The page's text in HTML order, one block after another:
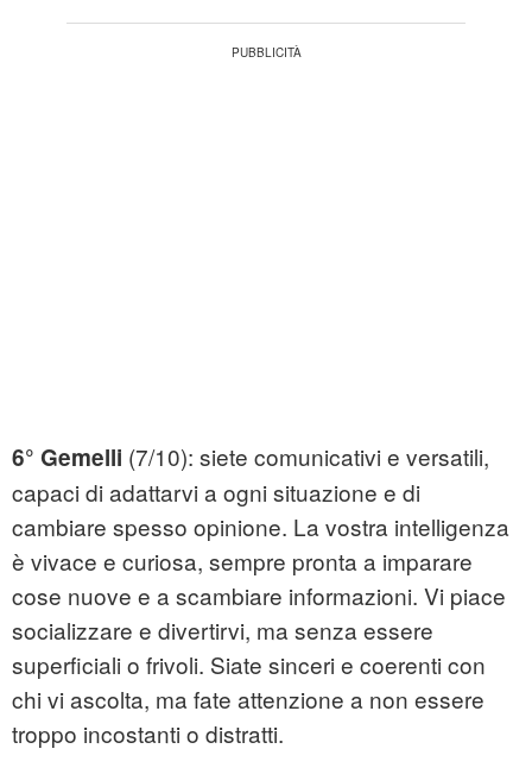
6° Gemelli (7/10): siete comunicativi e versatili,
capaci di adattarvi a ogni situazione e di
cambiare spesso opinione. La vostra intelligenza
è vivace e curiosa, sempre pronta a imparare
cose nuove e a scambiare informazioni. Vi piace
socializzare e divertirvi, ma senza essere
superficiali o frivoli. Siate sinceri e coerenti con
chi vi ascolta, ma fate attenzione a non essere
troppo incostanti o distratti.